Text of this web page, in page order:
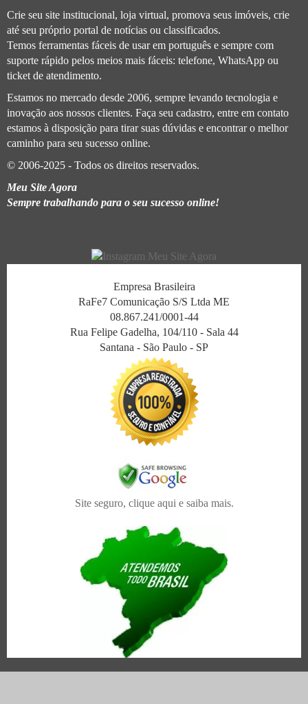
Crie seu site institucional, loja virtual, promova seus imóveis, crie
até seu próprio portal de notícias ou classificados.
Temos ferramentas fáceis de usar em português e sempre com
suporte rápido pelos meios mais fáceis: telefone, WhatsApp ou
ticket de atendimento.
Estamos no mercado desde 2006, sempre levando tecnologia e
inovação aos nossos clientes. Faça seu cadastro, entre em contato
estamos à disposição para tirar suas dúvidas e encontrar o melhor
caminho para seu sucesso online.
© 2006-2025 - Todos os direitos reservados.
Meu Site Agora
Sempre trabalhando para o seu sucesso online!
Empresa Brasileira
RaFe7 Comunicação S/S Ltda ME
08.867.241/0001-44
Rua Felipe Gadelha, 104/110 - Sala 44
Santana - São Paulo - SP
Site seguro, clique aqui e saiba mais.